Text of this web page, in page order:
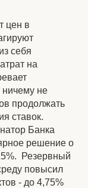
цен в
себя
на
ничему не
продолжать
ставок.
Банка
решение о
Резервный
повысил
- до 4,75%